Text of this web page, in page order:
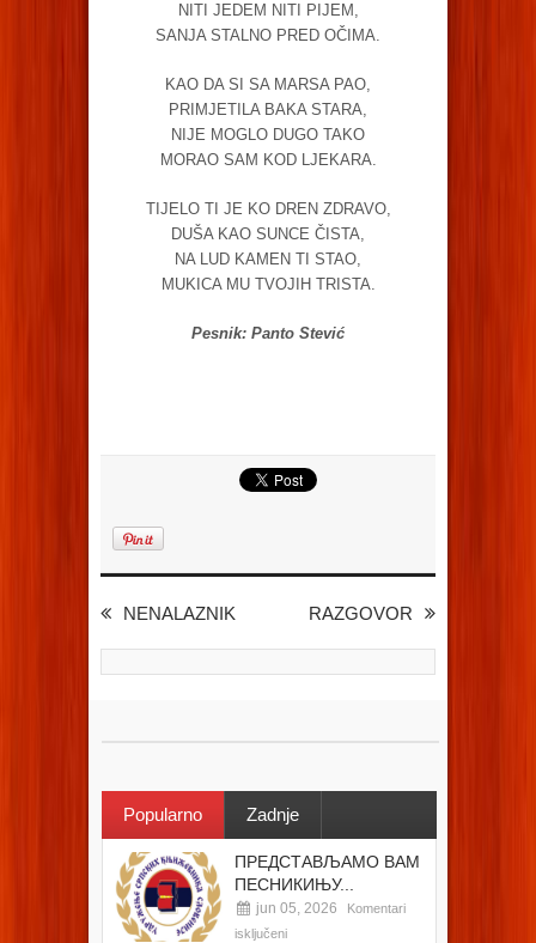
NITI JEDEM NITI PIJEM,
SANJA STALNO PRED OČIMA.
KAO DA SI SA MARSA PAO,
PRIMJETILA BAKA STARA,
NIJE MOGLO DUGO TAKO
MORAO SAM KOD LJEKARA.
TIJELO TI JE KO DREN ZDRAVO,
DUŠA KAO SUNCE ČISTA,
NA LUD KAMEN TI STAO,
MUKICA MU TVOJIH TRISTA.
Pesnik: Panto Stević
NENALAZNIK RAZGOVOR
Popularno Zadnje
ПРЕДСТАВЉАМО ВАМ
ПЕСНИКИЊУ...
jun 05, 2026
Komentari
isključeni